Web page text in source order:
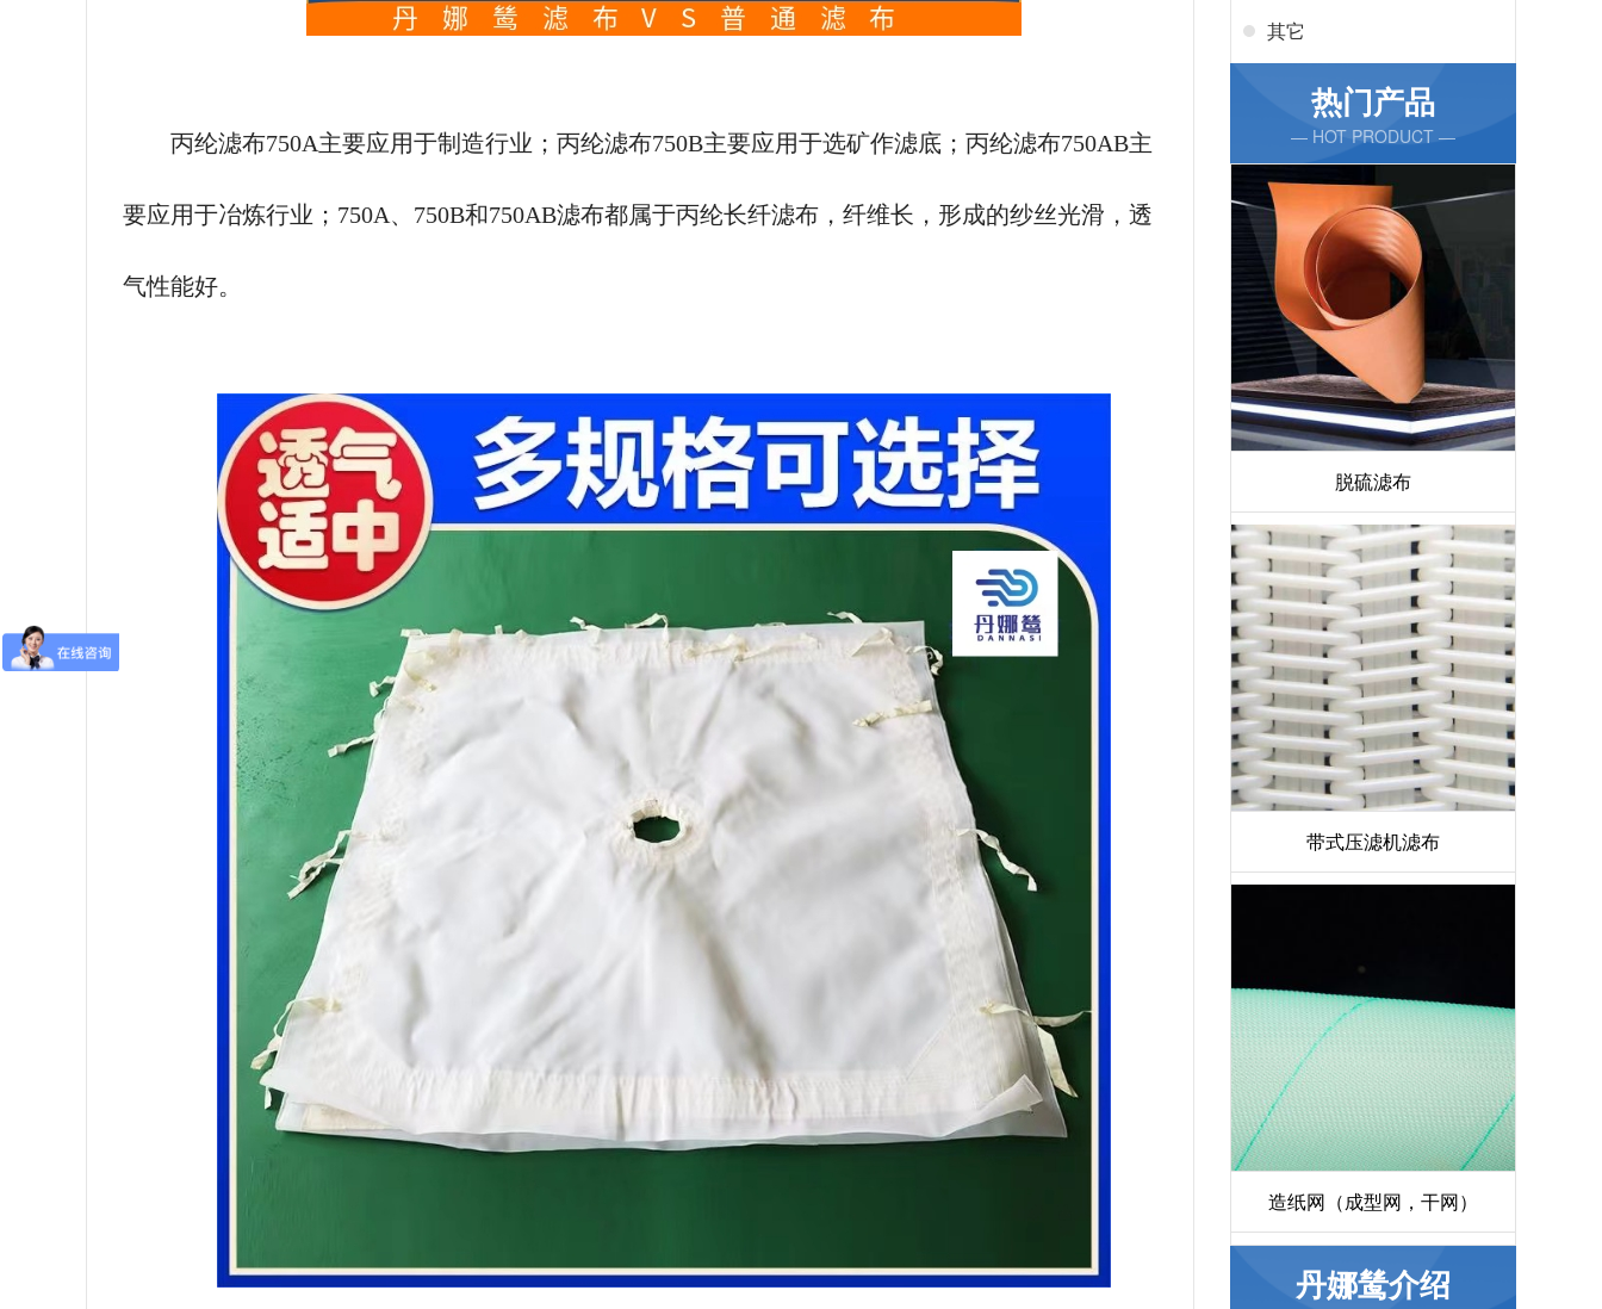
丙纶滤布750A主要应用于制造行业；丙纶滤布750B主要应用于选矿作滤底；丙纶滤布750AB主
要应用于冶炼行业；750A、750B和750AB滤布都属于丙纶长纤滤布，纤维长，形成的纱丝光滑，透
气性能好。
其它
热门产品
— HOT PRODUCT —
脱硫滤布
带式压滤机滤布
造纸网（成型网，干网）
丹娜鸶介绍